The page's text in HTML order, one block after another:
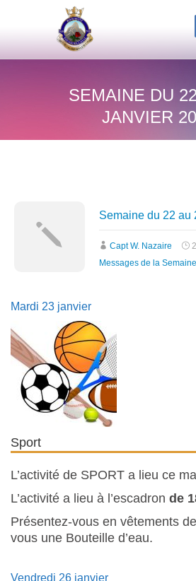
SEMAINE DU
JANVIER
Semaine du 22 au
Capt W. Nazaire
Messages de la Semaine
Mardi 23 janvier
Sport
L’activité de SPORT a lieu ce
L’activité a lieu à l’escadron de
Présentez-vous en vêtements
vous une Bouteille d’eau.
Vendredi 26 janvier